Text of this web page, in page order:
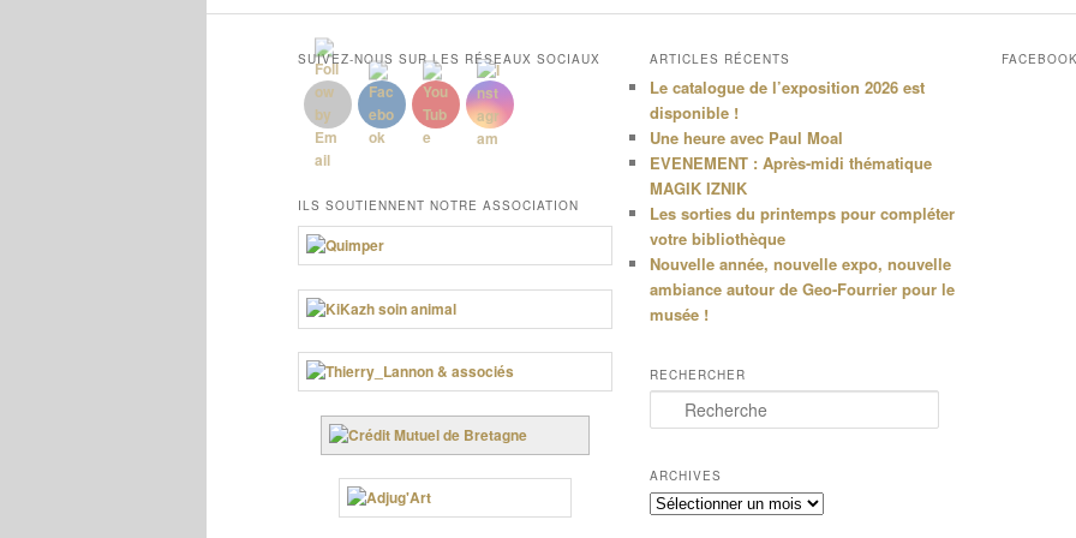
SUIVEZ-NOUS SUR LES RÉSEAUX SOCIAUX
ILS SOUTIENNENT NOTRE ASSOCIATION
ARTICLES RÉCENTS
Le catalogue de l’exposition 2026 est
disponible !
Une heure avec Paul Moal
EVENEMENT : Après-midi thématique
MAGIK IZNIK
Les sorties du printemps pour compléter
votre bibliothèque
Nouvelle année, nouvelle expo, nouvelle
ambiance autour de Geo-Fourrier pour le
musée !
RECHERCHER
e
h
e
r
ARCHIVES
Archives